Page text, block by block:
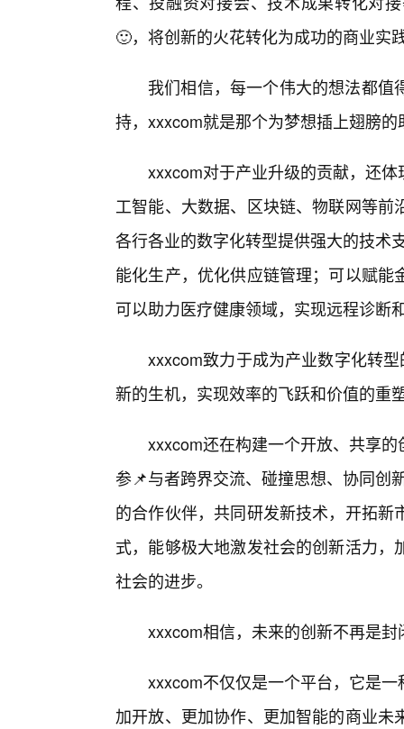
🙂，将创新的火花转化为成功的商业实
我们相信，每一个伟大的想法都
持，xxxcom就是那个为梦想插上翅膀的
xxxcom对于产业升级的贡献，还
工智能、大数据、区块链、物联网等
各行各业的数字化转型提供强大的技术
能化生产，优化供应链管理；可以赋
可以助力医疗健康领域，实现远程诊断
xxxcom致力于成为产业数字化转
新的生机，实现效率的飞跃和价值的重
xxxcom还在构建一个开放、共享
参📌与者跨界交流、碰撞思想、协同创
的合作伙伴，共同研发新技术，开拓
式，能够极大地激发社会的创新活力
社会的进步。
xxxcom相信，未来的创新不再是封
xxxcom不仅仅是一个平台，它是
加开放、更加协作、更加智能的商业